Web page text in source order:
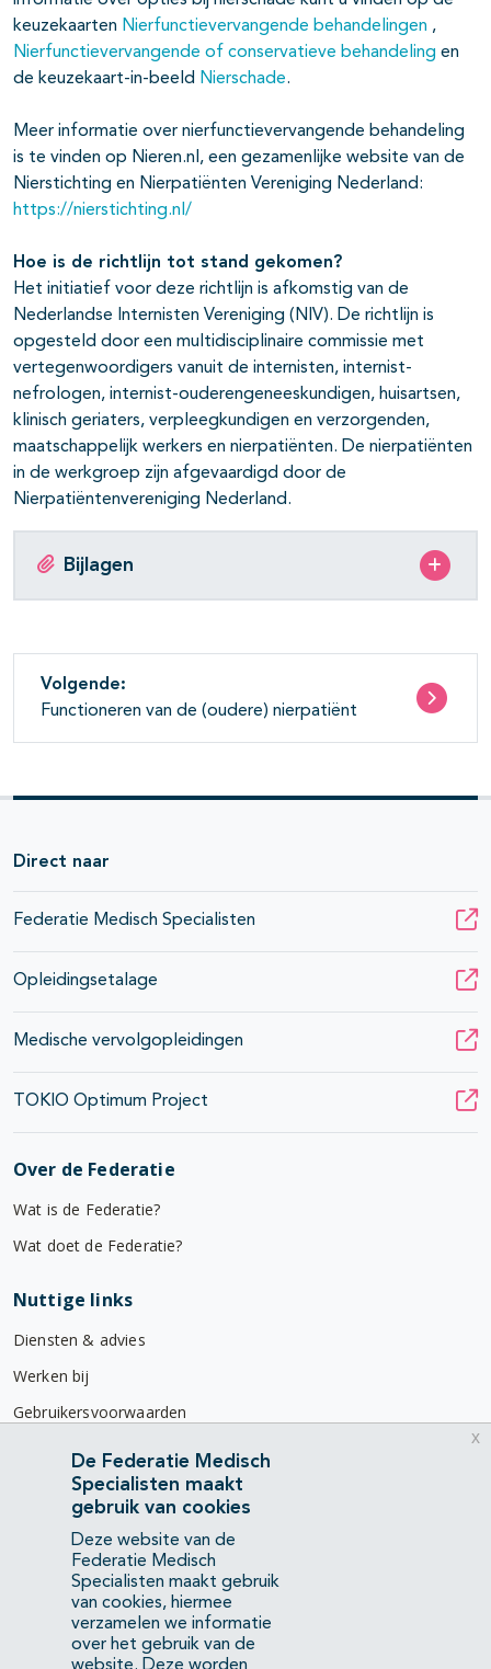
keuzekaarten Nierfunctievervangende behandelingen ,
Nierfunctievervangende of conservatieve behandeling en
de keuzekaart-in-beeld Nierschade.
Meer informatie over nierfunctievervangende behandeling
is te vinden op Nieren.nl, een gezamenlijke website van de
Nierstichting en Nierpatiënten Vereniging Nederland:
https://nierstichting.nl/
Hoe is de richtlijn tot stand gekomen?
Het initiatief voor deze richtlijn is afkomstig van de
Nederlandse Internisten Vereniging (NIV). De richtlijn is
opgesteld door een multidisciplinaire commissie met
vertegenwoordigers vanuit de internisten, internist-
nefrologen, internist-ouderengeneeskundigen, huisartsen,
klinisch geriaters, verpleegkundigen en verzorgenden,
maatschappelijk werkers en nierpatiënten. De nierpatiënten
in de werkgroep zijn afgevaardigd door de
Nierpatiëntenvereniging Nederland.
Bijlagen
Volgende:
Functioneren van de (oudere) nierpatiënt
Direct naar
Federatie Medisch Specialisten
Opleidingsetalage
Medische vervolgopleidingen
TOKIO Optimum Project
Over de Federatie
Wat is de Federatie?
Wat doet de Federatie?
Nuttige links
Diensten & advies
Werken bij
Gebruikersvoorwaarden
Privacyverklaring
Contact
Mercatorlaan 1200
3528 BL Utrecht
(088) 505 34 34
info@richtlijnendatabase.nl
De Federatie Medisch
Specialisten maakt
gebruik van cookies
Deze website van de
Federatie Medisch
Specialisten maakt gebruik
van cookies, hiermee
verzamelen we informatie
over het gebruik van de
x